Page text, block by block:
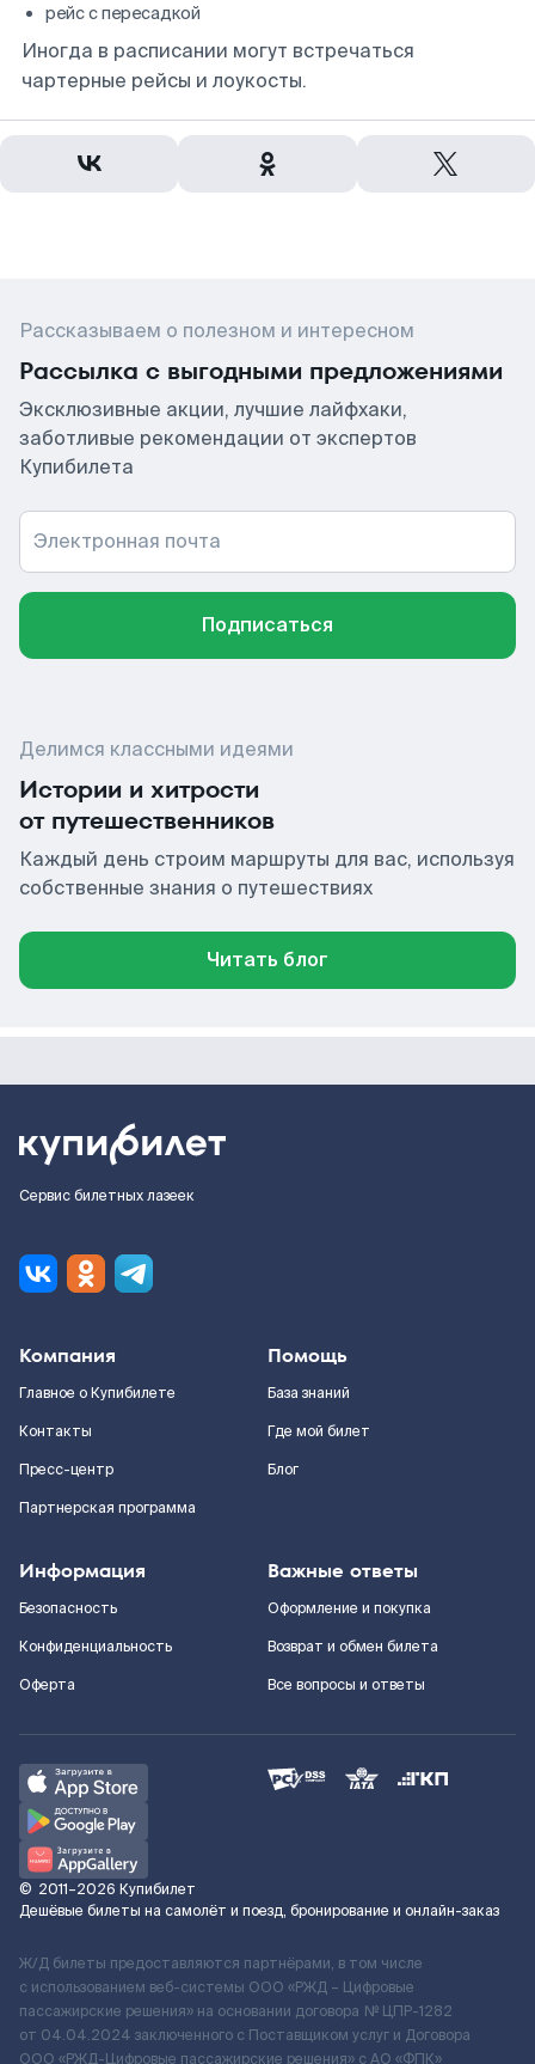
рейс с пересадкой
Иногда в расписании могут встречаться
чартерные рейсы и лоукосты.
Рассказываем о полезном и интересном
Рассылка с выгодными предложениями
Эксклюзивные акции, лучшие лайфхаки,
заботливые рекомендации от экспертов
Купибилета
Электронная почта
Подписаться
Делимся классными идеями
Истории и хитрости
от путешественников
Каждый день строим маршруты для вас, используя
собственные знания о путешествиях
Читать блог
Сервис билетных лазеек
Компания
Главное о Купибилете
Контакты
Пресс-центр
Партнерская программа
Помощь
База знаний
Где мой билет
Блог
Информация
Безопасность
Конфиденциальность
Оферта
Важные ответы
Оформление и покупка
Возврат и обмен билета
Все вопросы и ответы
© 2011–2026 Купибилет
Дешёвые билеты на самолёт и поезд, бронирование и онлайн-заказ
Ж/Д билеты предоставляются партнёрами, в том числе
с использованием веб-системы ООО «РЖД – Цифровые
пассажирские решения» на основании договора № ЦПР-1282
от 04.04.2024 заключенного с Поставщиком услуг и Договора
ООО «РЖД-Цифровые пассажирские решения» c АО «ФПК»